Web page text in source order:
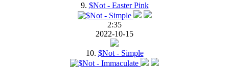
9. $Not - Easter Pink
2:35
2022-10-15
10. $Not - Simple